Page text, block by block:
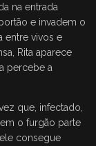
na entrada
e invadem o
entre vivos e
Rita aparece
percebe a
que, infectado,
o furgão parte
consegue